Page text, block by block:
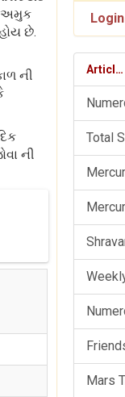
અમુક
છે.
ની
ની
Login
Articles